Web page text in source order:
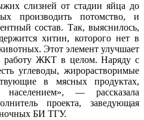
слизней от стадии яйца до
производить потомство, и
состав. Так, выяснилось,
хитин, которого нет в
Этот элемент улучшает
работу ЖКТ в целом. Наряду с
углеводы, жирорастворимые
в мясных продуктах,
населением», — рассказала
проекта, заведующая
БИ ТГУ.